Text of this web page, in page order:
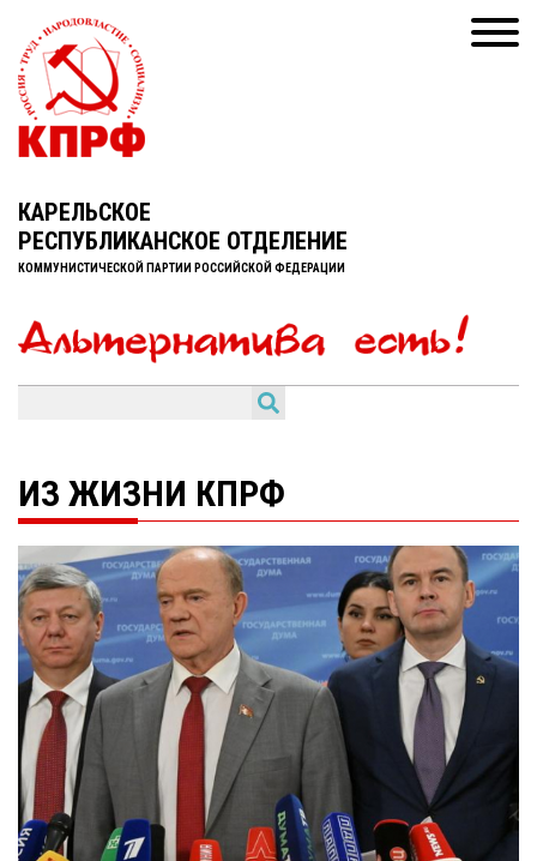
КАРЕЛЬСКОЕ
РЕСПУБЛИКАНСКОЕ ОТДЕЛЕНИЕ
КОММУНИСТИЧЕСКОЙ ПАРТИИ РОССИЙСКОЙ ФЕДЕРАЦИИ
ИЗ ЖИЗНИ КПРФ